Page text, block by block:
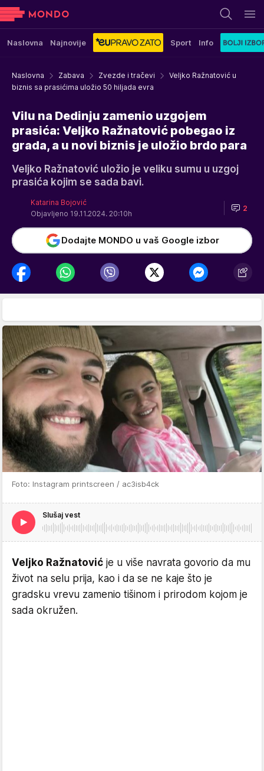
Naslovna Najnovije Sport Info
Naslovna Zabava Zvezde i tračevi
Veljko Ražnatović u
biznis sa prasićima uložio 50 hiljada evra
Vilu na Dedinju zamenio uzgojem
prasića: Veljko Ražnatović pobegao iz
grada, a u novi biznis je uložio brdo para
Veljko Ražnatović uložio je veliku sumu u uzgoj
prasića kojim se sada bavi.
Katarina Bojović
Objavljeno 19.11.2024. 20:10h
2
Dodajte MONDO u vaš Google izbor
Foto: Instagram printscreen / ac3isb4ck
Slušaj vest
Veljko Ražnatović je u više navrata govorio da mu
život na selu prija, kao i da se ne kaje što je
gradsku vrevu zamenio tišinom i prirodom kojom je
sada okružen.